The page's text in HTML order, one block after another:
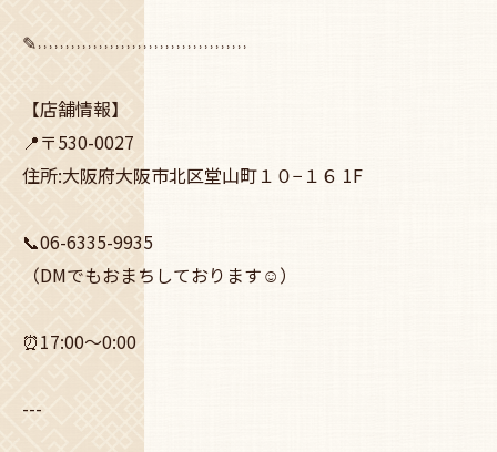
✎˒˒˒˒˒˒˒˒˒˒˒˒˒˒˒˒˒˒˒˒˒˒˒˒˒˒˒˒˒˒˒˒˒˒˒˒˒˒
【店舗情報】
📍〒530-0027
住所:大阪府大阪市北区堂山町１０−１６ 1F
📞06-6335-9935
（DMでもおまちしております☺️）
⏰17:00～0:00
---